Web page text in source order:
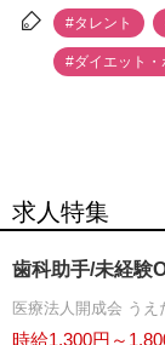
#タレント
#ダイエット・
求人特集
歯科助手/未経験
医療法人開成会 う
時給1,300円～